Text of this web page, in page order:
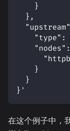
    }
  },
"type":
    }
  }
}'
在这个例子中，